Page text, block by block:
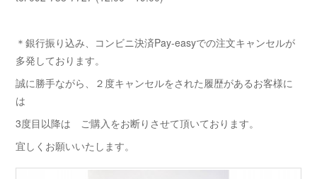
＊銀行振り込み、コンビニ決済Pay-easyでの注文キャンセルが
多発しております。
誠に勝手ながら、２度キャンセルをされた履歴があるお客様に
は
3度目以降は ご購入をお断りさせて頂いております。
宜しくお願いいたします。